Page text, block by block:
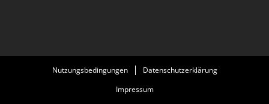
Nutzungsbedingungen
Datenschutzerklärung
Impressum